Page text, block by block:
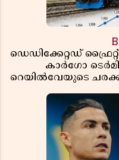
ഡെഡിക്കേറ്റഡ്
കാർഗോ
റെയിൽവേയുടെ